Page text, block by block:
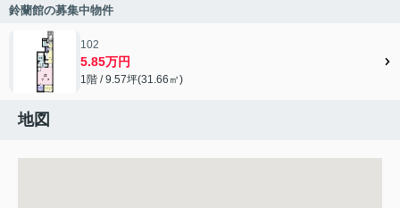
鈴蘭館の募集中物件
102
5.85万円
1階 / 9.57坪(31.66㎡)
地図